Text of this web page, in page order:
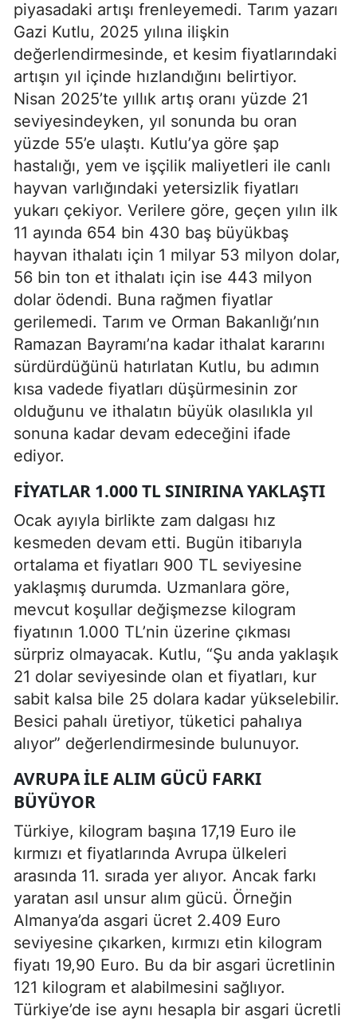
piyasadaki artışı frenleyemedi. Tarım yazarı
Gazi Kutlu, 2025 yılına ilişkin
değerlendirmesinde, et kesim fiyatlarındaki
artışın yıl içinde hızlandığını belirtiyor.
Nisan 2025’te yıllık artış oranı yüzde 21
seviyesindeyken, yıl sonunda bu oran
yüzde 55’e ulaştı. Kutlu’ya göre şap
hastalığı, yem ve işçilik maliyetleri ile canlı
hayvan varlığındaki yetersizlik fiyatları
yukarı çekiyor. Verilere göre, geçen yılın ilk
11 ayında 654 bin 430 baş büyükbaş
hayvan ithalatı için 1 milyar 53 milyon dolar,
56 bin ton et ithalatı için ise 443 milyon
dolar ödendi. Buna rağmen fiyatlar
gerilemedi. Tarım ve Orman Bakanlığı’nın
Ramazan Bayramı’na kadar ithalat kararını
sürdürdüğünü hatırlatan Kutlu, bu adımın
kısa vadede fiyatları düşürmesinin zor
olduğunu ve ithalatın büyük olasılıkla yıl
sonuna kadar devam edeceğini ifade
ediyor.
FIYATLAR 1.000 TL SINIRINA YAKLAŞTI
Ocak ayıyla birlikte zam dalgası hız
kesmeden devam etti. Bugün itibarıyla
ortalama et fiyatları 900 TL seviyesine
yaklaşmış durumda. Uzmanlara göre,
mevcut koşullar değişmezse kilogram
fiyatının 1.000 TL’nin üzerine çıkması
sürpriz olmayacak. Kutlu, “Şu anda yaklaşık
21 dolar seviyesinde olan et fiyatları, kur
sabit kalsa bile 25 dolara kadar yükselebilir.
Besici pahalı üretiyor, tüketici pahalıya
alıyor” değerlendirmesinde bulunuyor.
AVRUPA ILE ALIM GÜCÜ FARKI
BÜYÜYOR
Türkiye, kilogram başına 17,19 Euro ile
kırmızı et fiyatlarında Avrupa ülkeleri
arasında 11. sırada yer alıyor. Ancak farkı
yaratan asıl unsur alım gücü. Örneğin
Almanya’da asgari ücret 2.409 Euro
seviyesine çıkarken, kırmızı etin kilogram
fiyatı 19,90 Euro. Bu da bir asgari ücretlinin
121 kilogram et alabilmesini sağlıyor.
Türkiye’de ise aynı hesapla bir asgari ücretli